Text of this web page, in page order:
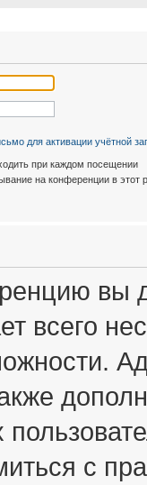
для активации учётной
при каждом посещении
на конференции в этот
вы
всего
с